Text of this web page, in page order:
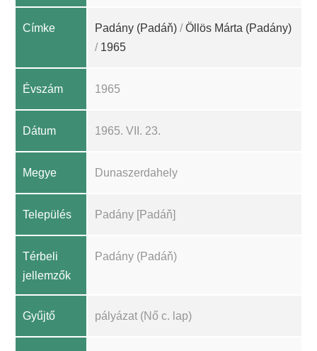
Címke Padány (Padáň) /Öllös Márta (Padány)
/ 1965
Évszám 1965
Dátum 1965. VII. 23.
Megye Dunaszerdahely
Település Padány [Padáň]
Térbeli
jellemzők
Padány (Padáň)
Gyűjtő pályázat (Nő c. lap)